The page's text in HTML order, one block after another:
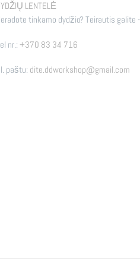
LENTELĖ
tinkamo dydžio? Teirautis galite -
nr.: +370 83 34 716
paštu: dite.ddworkshop@gmail.com